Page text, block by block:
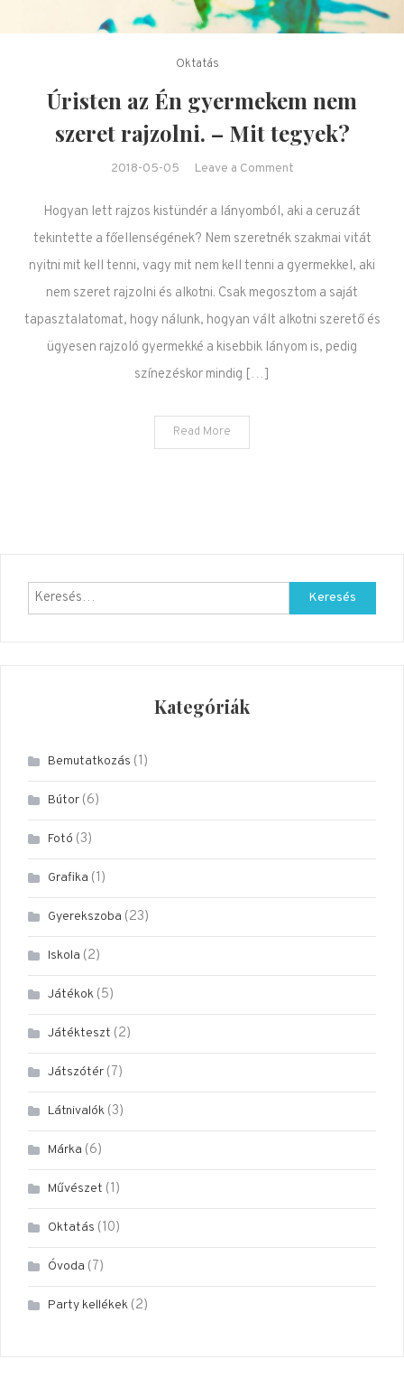
Oktatás
Úristen az Én gyermekem nem
szeret rajzolni. – Mit tegyek?
2018-05-05 Leave a Comment
szeret rajzolni. –
Mit tegyek?
Hogyan lett rajzos kistündér a lányomból, aki a ceruzát
tekintette a főellenségének? Nem szeretnék szakmai vitát
nyitni mit kell tenni, vagy mit nem kell tenni a gyermekkel, aki
nem szeret rajzolni és alkotni. Csak megosztom a saját
tapasztalatomat, hogy nálunk, hogyan vált alkotni szerető és
ügyesen rajzoló gyermekké a kisebbik lányom is, pedig
színezéskor mindig […]
Read More
Keresés:
Kategóriák
Bemutatkozás (1)
Bútor (6)
Fotó (3)
Grafika (1)
Gyerekszoba (23)
Iskola (2)
Játékok (5)
Játékteszt (2)
Játszótér (7)
Látnivalók (3)
Márka (6)
Művészet (1)
Oktatás (10)
Óvoda (7)
Party kellékek (2)